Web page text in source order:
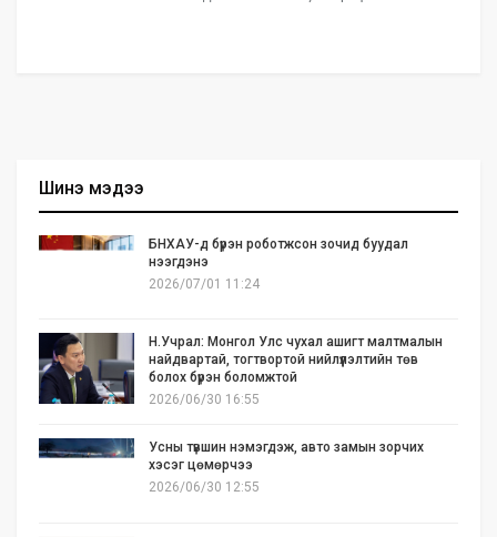
Шинэ мэдээ
БНХАУ-д бүрэн роботжсон зочид буудал
нээгдэнэ
2026/07/01 11:24
Н.Учрал: Монгол Улс чухал ашигт малтмалын
найдвартай, тогтвортой нийлүүлэлтийн төв
болох бүрэн боломжтой
2026/06/30 16:55
Усны түвшин нэмэгдэж, авто замын зорчих
хэсэг цөмөрчээ
2026/06/30 12:55